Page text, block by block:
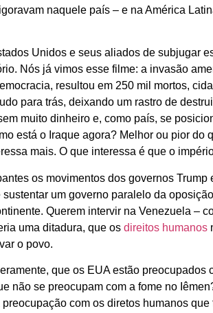
naquele país – e na América
Unidos e seus aliados de subjugar
Nós já vimos esse filme: a invasão
resultou em 250 mil mortos,
para trás, deixando um rastro de
muito dinheiro e, como país, se
está o Iraque agora? Melhor ou pior do
mais. O que interessa é que o
os movimentos dos governos
um governo paralelo da
Querem intervir na Venezuela –
uma ditadura, que os direitos humanos
o povo.
que os EUA estão preocupados
não se preocupam com a fome no
com os diretos humanos